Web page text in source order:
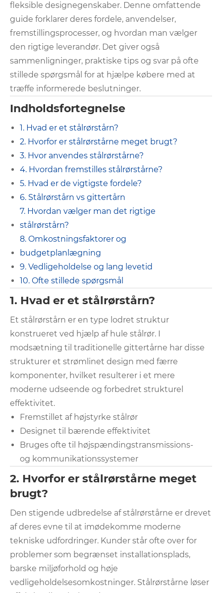
fleksible designegenskaber. Denne omfattende
guide forklarer deres fordele, anvendelser,
fremstillingsprocesser, og hvordan man vælger
den rigtige leverandør. Det giver også
sammenligninger, praktiske tips og svar på ofte
stillede spørgsmål for at hjælpe købere med at
træffe informerede beslutninger.
Indholdsfortegnelse
1. Hvad er et stålrørstårn?
2. Hvorfor er stålrørstårne ​​meget brugt?
3. Hvor anvendes stålrørstårne?
4. Hvordan fremstilles stålrørstårne?
5. Hvad er de vigtigste fordele?
6. Stålrørstårn vs gittertårn
7. Hvordan vælger man det rigtige
stålrørstårn?
8. Omkostningsfaktorer og
budgetplanlægning
9. Vedligeholdelse og lang levetid
10. Ofte stillede spørgsmål
1. Hvad er et stålrørstårn?
Et stålrørstårn er en type lodret struktur
konstrueret ved hjælp af hule stålrør. I
modsætning til traditionelle gittertårne ​​har disse
strukturer et strømlinet design med færre
komponenter, hvilket resulterer i et mere
moderne udseende og forbedret strukturel
effektivitet.
Fremstillet af højstyrke stålrør
Designet til bærende effektivitet
Bruges ofte til højspændingstransmissions-
og kommunikationssystemer
2. Hvorfor er stålrørstårne ​​meget
brugt?
Den stigende udbredelse af stålrørstårne ​​er drevet
af deres evne til at imødekomme moderne
tekniske udfordringer. Kunder står ofte over for
problemer som begrænset installationsplads,
barske miljøforhold og høje
vedligeholdelsesomkostninger. Stålrørstårne ​​løser